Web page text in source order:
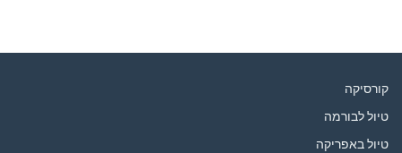
קורסיקה
טיול לבורמה
טיול באפריקה